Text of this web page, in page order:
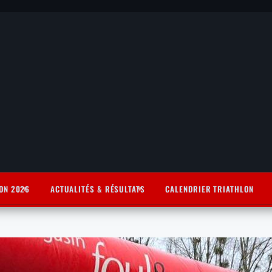
2026 ACTUALITÉS & RÉSULTATS CALENDRIER TRIATHLON